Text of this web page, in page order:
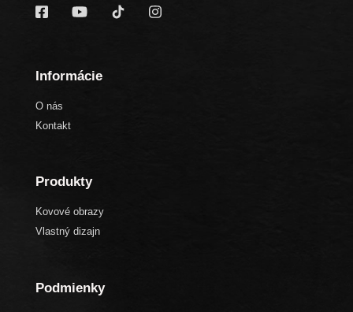
Informácie
O nás
Kontakt
Produkty
Kovové obrazy
Vlastný dizajn
Podmienky